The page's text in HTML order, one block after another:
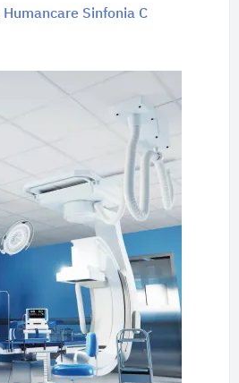
Humancare Sinfonia C